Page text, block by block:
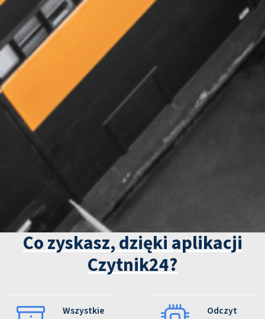
Co zyskasz, dzięki aplikacji
Czytnik24?
Wszystkie
Odczyt